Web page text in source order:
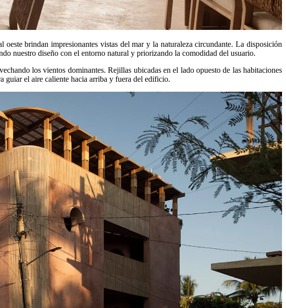
brindan impresionantes vistas del mar y la naturaleza circundante. La disposición
nuestro diseño con el entorno natural y priorizando la comodidad del usuario.
los vientos dominantes. Rejillas ubicadas en el lado opuesto de las habitaciones
guiar el aire caliente hacia arriba y fuera del edificio.